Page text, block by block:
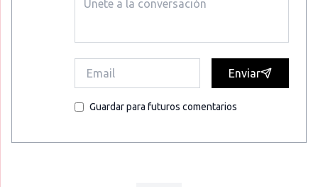
Enviar
Guardar para futuros comentarios